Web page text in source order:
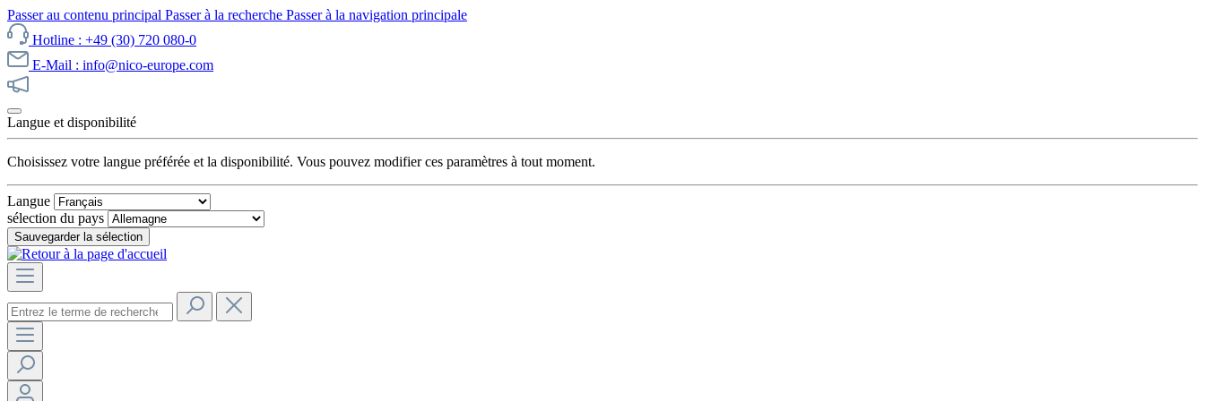
Passer au contenu principal Passer à la recherche Passer à la navigation principale
Hotline : +49 (30) 720 080-0
E-Mail : info@nico-europe.com
Langue et disponibilité
Choisissez votre langue préférée et la disponibilité. Vous pouvez modifier ces paramètres à tout moment.
Langue
sélection du pays
Sauvegarder la sélection